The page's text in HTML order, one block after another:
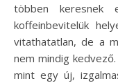
többen keresnek
koffeinbevitelük
vitathatatlan, de a
nem mindig
mint egy új,